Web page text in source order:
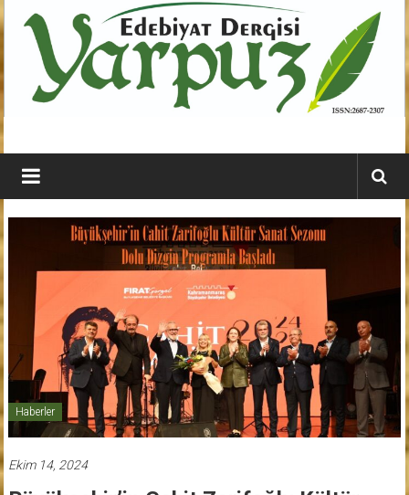
geç
YARPUZ
Edebiyat
Dergisi
Etkili
Edebiyat
Dergisi
Haberler
Ekim 14, 2024